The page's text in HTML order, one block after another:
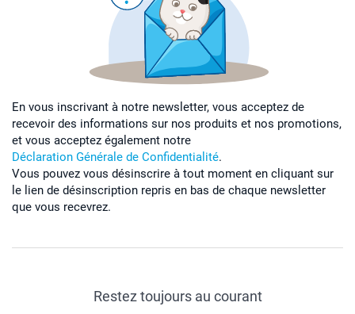
En vous inscrivant à notre newsletter, vous acceptez de
recevoir des informations sur nos produits et nos promotions,
et vous acceptez également notre
Déclaration Générale de Confidentialité.
Vous pouvez vous désinscrire à tout moment en cliquant sur
le lien de désinscription repris en bas de chaque newsletter
que vous recevrez.
Restez toujours au courant